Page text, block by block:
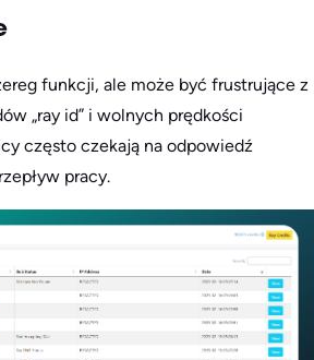
funkcji, ale może być frustrujące z
„ray id” i wolnych prędkości
często czekają na odpowiedź
pracy.